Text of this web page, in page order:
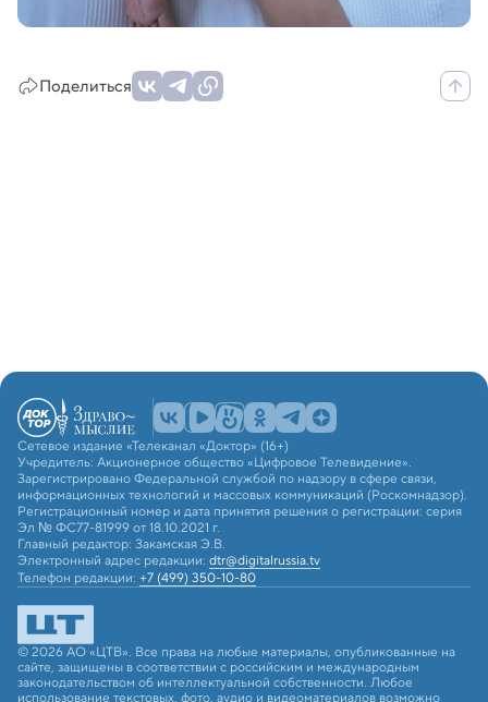
Поделиться
Сетевое издание «Телеканал «Доктор» (16+)
Учредитель: Акционерное общество «Цифровое Телевидение».
Зарегистрировано Федеральной службой по надзору в сфере связи,
информационных технологий и массовых коммуникаций (Роскомнадзор).
Регистрационный номер и дата принятия решения о регистрации: серия
Эл № ФС77-81999 от 18.10.2021 г.
Главный редактор: Закамская Э.В.
Электронный адрес редакции: dtr@digitalrussia.tv
Телефон редакции: +7 (499) 350-10-80
© 2026 АО «ЦТВ». Все права на любые материалы, опубликованные на
сайте, защищены в соответствии с российским и международным
законодательством об интеллектуальной собственности. Любое
использование текстовых, фото, аудио и видеоматериалов возможно